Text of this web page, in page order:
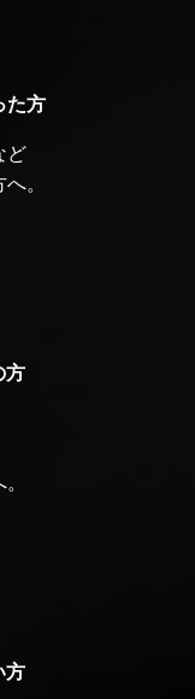
た方
ど
。
方
方